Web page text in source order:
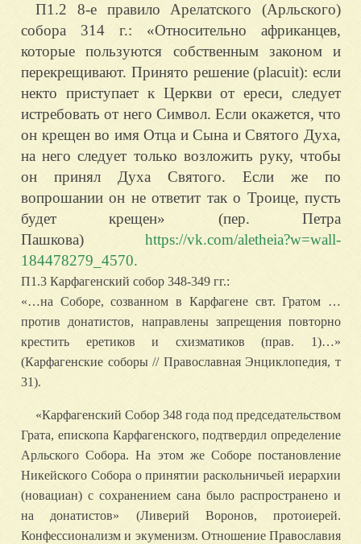
П1.2 8-е правило Арелатского (Арльского)
собора 314 г.: «Относительно африканцев,
которые пользуются собственным законом и
перекрещивают. Принято решение (placuit): если
некто приступает к Церкви от ереси, следует
истребовать от него Символ. Если окажется, что
он крещен во имя Отца и Сына и Святого Духа,
на него следует только возложить руку, чтобы
он принял Духа Святого. Если же по
вопрошании он не ответит так о Троице, пусть
будет крещен» (пер. Петра
Пашкова) https://vk.com/aletheia?w=wall-
184478279_4570.
П1.3 Карфагенский собор 348-349 гг.:
«…на Соборе, созванном в Карфагене свт. Гратом …
против донатистов, направлены запрещения повторно
крестить еретиков и схизматиков (прав. 1)…»
(Карфагенские соборы // Православная Энциклопедия, т
31).
«Карфагенский Собор 348 года под председательством
Грата, епископа Карфагенского, подтвердил определение
Арльского Собора. На этом же Соборе постановление
Никейского Собора о принятии раскольничьей иерархии
(новациан) с сохранением сана было распространено и
на донатистов» (Ливерий Воронов, протоиерей.
Конфессионализм и экуменизм. Отношение Православия